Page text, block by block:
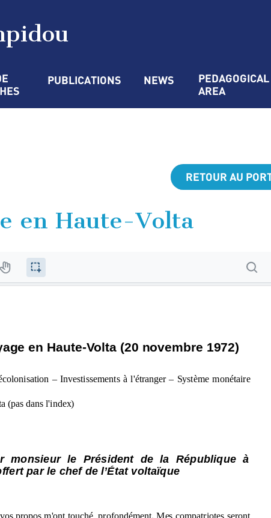
PUBLICATIONS NEWS
PEDAGOGICAL
AREA
RETOUR AU
en Haute-Volta